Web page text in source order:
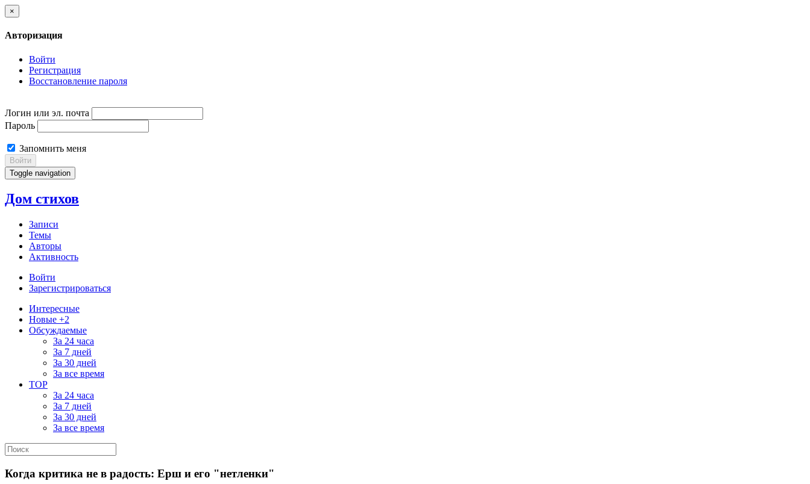
×
Авторизация
Войти
Регистрация
Восстановление пароля
Логин или эл. почта
Пароль
Запомнить меня
Войти
Toggle navigation
Дом стихов
Записи
Темы
Авторы
Активность
Войти
Зарегистрироваться
Интересные
Новые +2
Обсуждаемые
За 24 часа
За 7 дней
За 30 дней
За все время
TOP
За 24 часа
За 7 дней
За 30 дней
За все время
Когда критика не в радость: Ерш и его "нетленки"